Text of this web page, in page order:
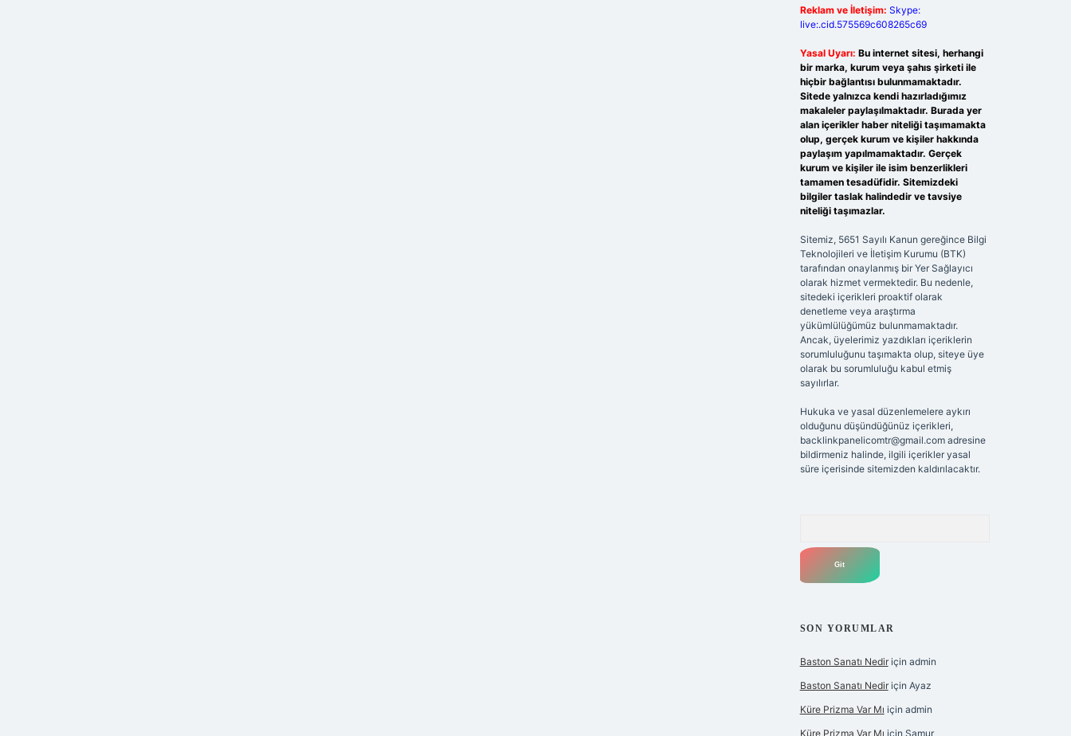
Reklam ve İletişim: Skype:
live:.cid.575569c608265c69
Yasal Uyarı: Bu internet sitesi, herhangi
bir marka, kurum veya şahıs şirketi ile
hiçbir bağlantısı bulunmamaktadır.
Sitede yalnızca kendi hazırladığımız
makaleler paylaşılmaktadır. Burada yer
alan içerikler haber niteliği taşımamakta
olup, gerçek kurum ve kişiler hakkında
paylaşım yapılmamaktadır. Gerçek
kurum ve kişiler ile isim benzerlikleri
tamamen tesadüfidir. Sitemizdeki
bilgiler taslak halindedir ve tavsiye
niteliği taşımazlar.
Sitemiz, 5651 Sayılı Kanun gereğince Bilgi
Teknolojileri ve İletişim Kurumu (BTK)
tarafından onaylanmış bir Yer Sağlayıcı
olarak hizmet vermektedir. Bu nedenle,
sitedeki içerikleri proaktif olarak
denetleme veya araştırma
yükümlülüğümüz bulunmamaktadır.
Ancak, üyelerimiz yazdıkları içeriklerin
sorumluluğunu taşımakta olup, siteye üye
olarak bu sorumluluğu kabul etmiş
sayılırlar.
Hukuka ve yasal düzenlemelere aykırı
olduğunu düşündüğünüz içerikleri,
backlinkpanelicomtr@gmail.comadresine
bildirmeniz halinde, ilgili içerikler yasal
süre içerisinde sitemizden kaldırılacaktır.
SON YORUMLAR
Baston Sanatı Nediriçin admin
Baston Sanatı Nediriçin Ayaz
Küre Prizma Var Mı için admin
Küre Prizma Var Mı için Samur